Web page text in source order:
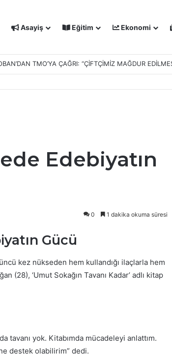
Asayiş Eğitim Ekonomi
TMO’YA ÇAĞRI: “ÇİFTÇİMİZ MAĞDUR
Edebiyatın
0 1 dakika okuma süresi
Gücü
kez nükseden hem kullandığı ilaçlarla hem
(28), ‘Umut Sokağın Tavanı Kadar’ adlı kitap
tavanı yok. Kitabımda mücadeleyi anlattım.
destek olabilirim” dedi.